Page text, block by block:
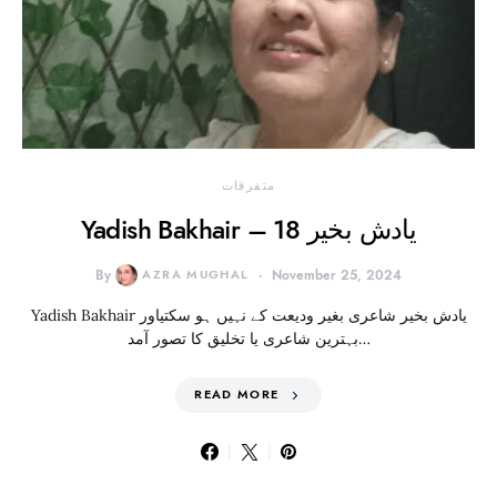
متفرقات
Yadish Bakhair – 18 یادش بخیر
By AZRA MUGHAL November 25, 2024
Yadish Bakhair یادش بخیر شاعری بغیر ودیعت کے نہیں ہو سکتیاور
بہترین شاعری یا تخلیق کا تصور آمد…
READ MORE